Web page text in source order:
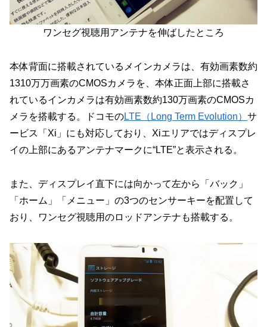
ワンセグ視聴用アンテナを伸ばしたところ
本体背面に搭載されているメインカメラは、有効画素数約
1310万万画素のCMOSカメラを、本体正面上部に搭載さ
れているインカメラは有効画素数約130万画素のCMOSカ
メラを搭載する。ドコモのLTE（Long Term Evolution） サ
ービス「Xi」にも対応しており、Xiエリアではディスプレ
イの上部にあるアンテナマークに“LTE”と表示される。
また、ディスプレイ直下には向かって左から「バック」
「ホーム」「メニュー」の3つのセンサーキーを配置して
おり、ワンセグ視聴用のロッドアンテナも搭載する。